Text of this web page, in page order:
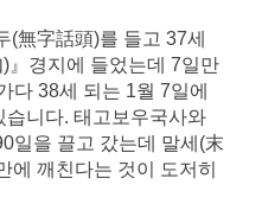
(無字話頭)를 들고 37세
』경지에 들었는데 7일만
다 38세 되는 1월 7일에
니다. 태고보우국사와
일을 끌고 갔는데 말세(末
에 깨친다는 것이 도저히